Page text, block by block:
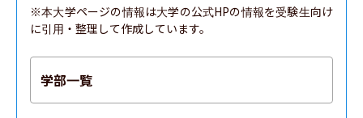
※本大学ページの情報は大学の公式HPの情報を受験生向け
に引用・整理して作成しています。
学部一覧